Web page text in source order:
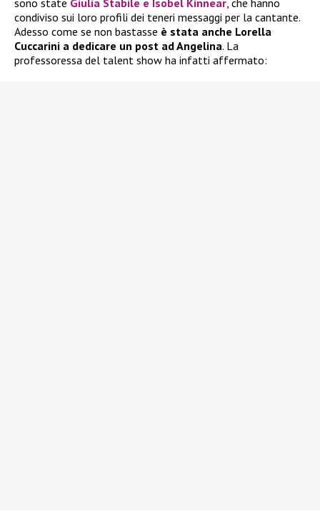
sono state Giulia Stabile e Isobel Kinnear, che hanno
condiviso sui loro profili dei teneri messaggi per la cantante.
Adesso come se non bastasse è stata anche Lorella
Cuccarini a dedicare un post ad Angelina. La
professoressa del talent show ha infatti affermato: